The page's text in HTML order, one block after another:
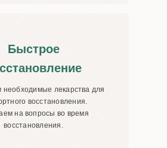
Быстрое
необходимые лекарства для
восстановления.
на вопросы во время
восстановления.